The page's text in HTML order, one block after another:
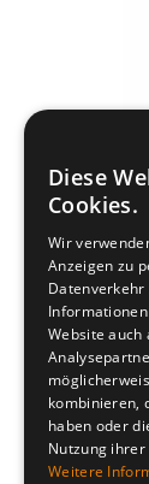
Diese
Cookies.
Wir
Anzeigen zu
Website auch
kombinieren,
haben oder
Nutzung
Weitere